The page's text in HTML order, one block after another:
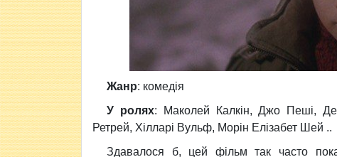
Жанр: комедія
У ролях: Маколей Калкін, Джо Пеші,
Ретрей, Хілларі Вульф, Морін Елізабет Шей ..
Здавалося б, цей фільм так часто